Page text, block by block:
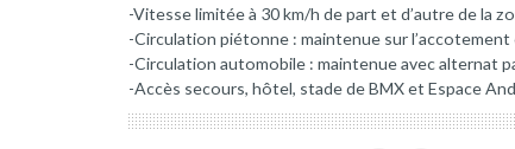
-Vitesse limitée à 30 km/h de part et d’autre de la
-Circulation piétonne : maintenue sur l’accotement
-Circulation automobile : maintenue avec alternat
-Accès secours, hôtel, stade de BMX et Espace